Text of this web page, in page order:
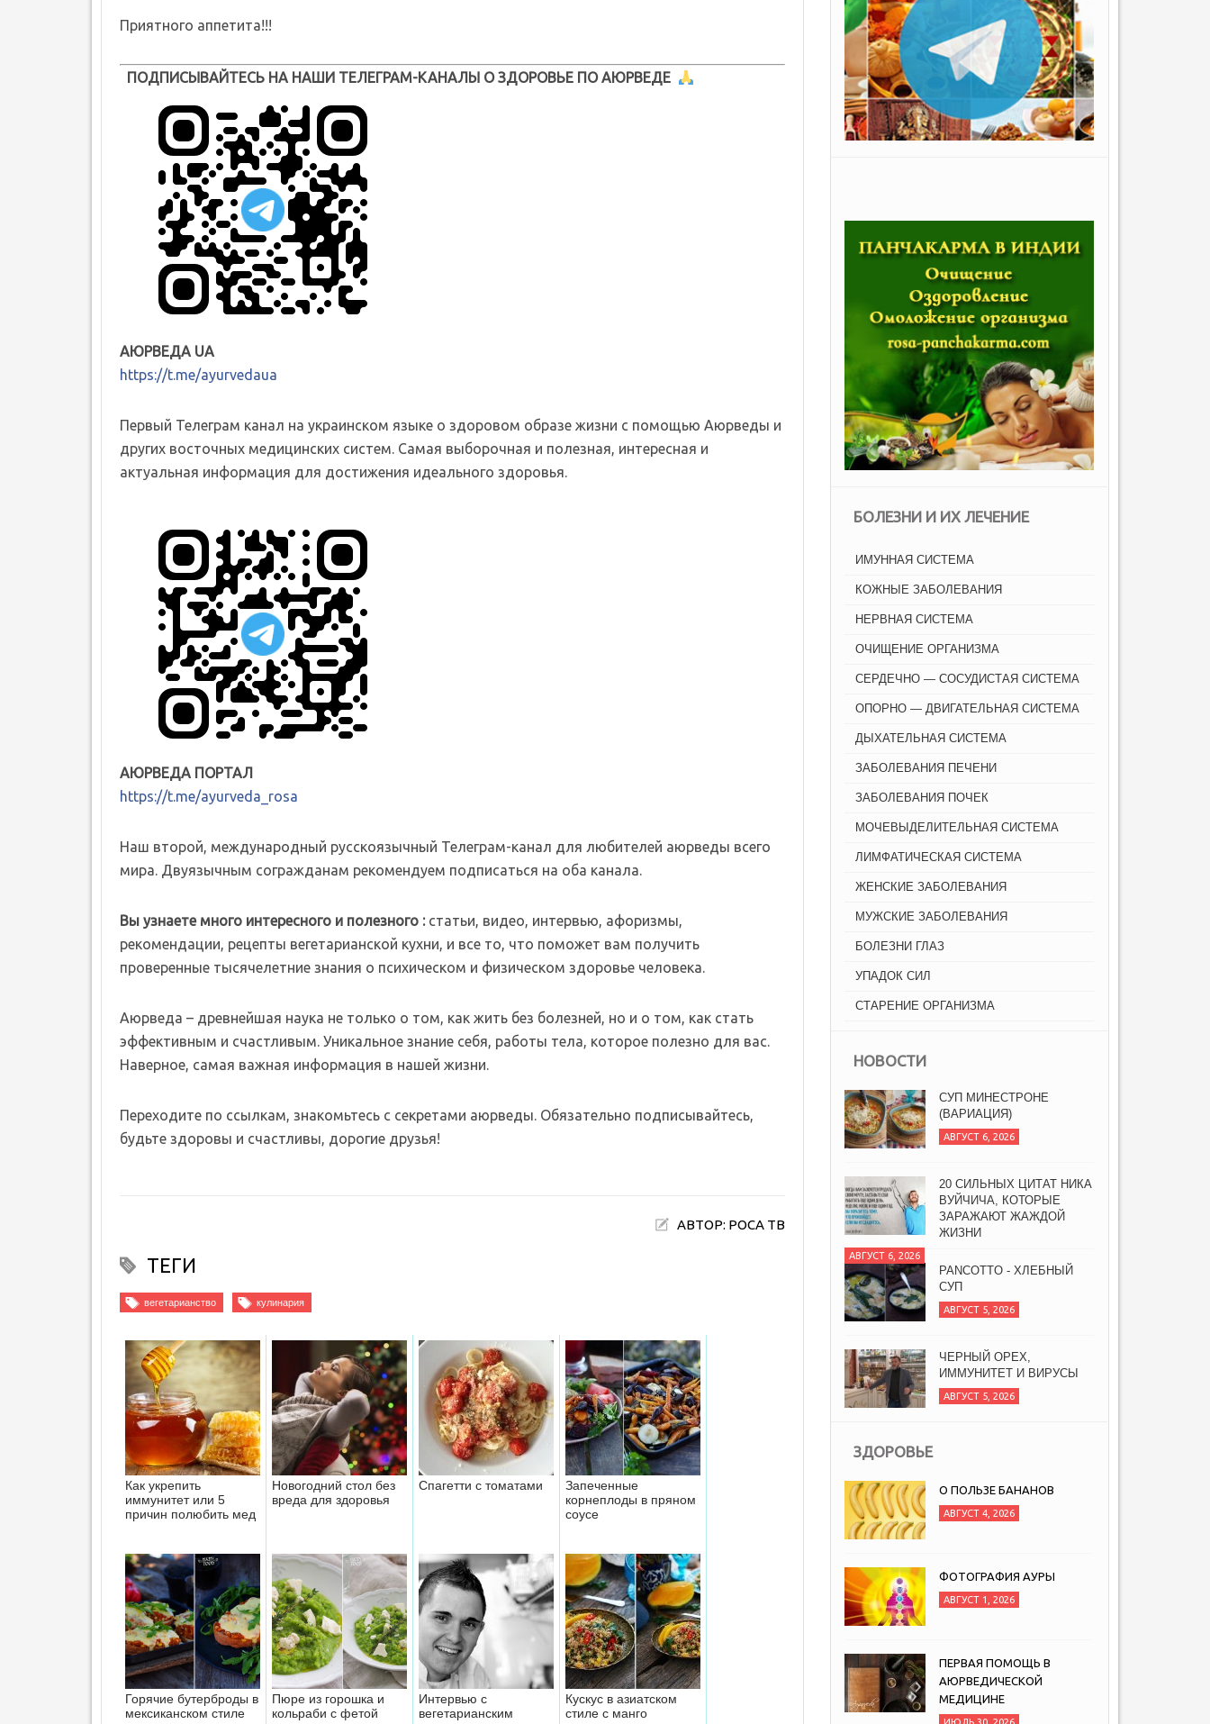
Приятного аппетита!!!
ПОДПИСЫВАЙТЕСЬ НА НАШИ ТЕЛЕГРАМ-КАНАЛЫ О ЗДОРОВЬЕ ПО АЮРВЕДЕ
АЮРВЕДА UA
https://t.me/ayurvedaua
Первый Телеграм канал на украинском языке о здоровом образе жизни с помощью Аюрведы и
других восточных медицинских систем. Самая выборочная и полезная, интересная и
актуальная информация для достижения идеального здоровья.
АЮРВЕДА ПОРТАЛ
https://t.me/ayurveda_rosa
Наш второй, международный русскоязычный Телеграм-канал для любителей аюрведы всего
мира. Двуязычным согражданам рекомендуем подписаться на оба канала.
Вы узнаете много интересного и полезного : статьи, видео, интервью, афоризмы,
рекомендации, рецепты вегетарианской кухни, и все то, что поможет вам получить
проверенные тысячелетние знания о психическом и физическом здоровье человека.
Аюрведа – древнейшая наука не только о том, как жить без болезней, но и о том, как стать
эффективным и счастливым. Уникальное знание себя, работы тела, которое полезно для вас.
Наверное, самая важная информация в нашей жизни.
Переходите по ссылкам, знакомьтесь с секретами аюрведы. Обязательно подписывайтесь,
будьте здоровы и счастливы, дорогие друзья!
АВТОР: РОСА ТВ
ТЕГИ
вегетарианство кулинария
Как укрепить
иммунитет или 5
причин полюбить мед
Новогодний стол без
вреда для здоровья
Спагетти с томатами
Запеченные
корнеплоды в пряном
соусе
Горячие бутерброды в
мексиканском стиле
Пюре из горошка и
кольраби с фетой
Интервью с
вегетарианским
Кускус в азиатском
стиле с манго
БОЛЕЗНИ И ИХ ЛЕЧЕНИЕ
ИМУННАЯ СИСТЕМА
КОЖНЫЕ ЗАБОЛЕВАНИЯ
НЕРВНАЯ СИСТЕМА
ОЧИЩЕНИЕ ОРГАНИЗМА
СЕРДЕЧНО — СОСУДИСТАЯ СИСТЕМА
ОПОРНО — ДВИГАТЕЛЬНАЯ СИСТЕМА
ДЫХАТЕЛЬНАЯ СИСТЕМА
ЗАБОЛЕВАНИЯ ПЕЧЕНИ
ЗАБОЛЕВАНИЯ ПОЧЕК
МОЧЕВЫДЕЛИТЕЛЬНАЯ СИСТЕМА
ЛИМФАТИЧЕСКАЯ СИСТЕМА
ЖЕНСКИЕ ЗАБОЛЕВАНИЯ
МУЖСКИЕ ЗАБОЛЕВАНИЯ
БОЛЕЗНИ ГЛАЗ
УПАДОК СИЛ
СТАРЕНИЕ ОРГАНИЗМА
НОВОСТИ
СУП МИНЕСТРОНЕ
(ВАРИАЦИЯ)
АВГУСТ 6, 2026
20 СИЛЬНЫХ ЦИТАТ НИКА
ВУЙЧИЧА, КОТОРЫЕ
ЗАРАЖАЮТ ЖАЖДОЙ
ЖИЗНИ
АВГУСТ 6, 2026
PANCOTTO - ХЛЕБНЫЙ
СУП
АВГУСТ 5, 2026
ЧЕРНЫЙ ОРЕХ,
ИММУНИТЕТ И ВИРУСЫ
АВГУСТ 5, 2026
ЗДОРОВЬЕ
О ПОЛЬЗЕ БАНАНОВ
АВГУСТ 4, 2026
ФОТОГРАФИЯ АУРЫ
АВГУСТ 1, 2026
ПЕРВАЯ ПОМОЩЬ В
АЮРВЕДИЧЕСКОЙ
МЕДИЦИНЕ